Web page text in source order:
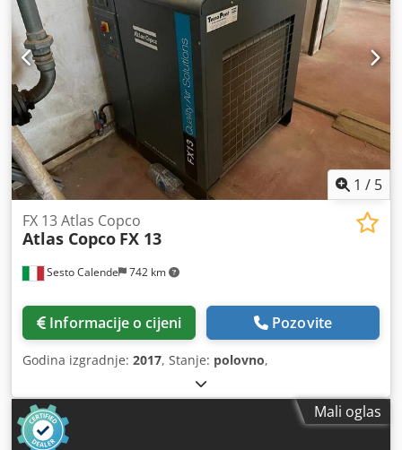
1 / 5
Sesto Calende 742 km
FX 13 Atlas Copco
Atlas Copco FX 13
Informacije o cijeni Pozovite
Godina izgradnje: 2017, Stanje: polovno,
Mali oglas